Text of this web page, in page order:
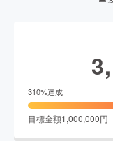
310%達成
目標金額1,000,000円